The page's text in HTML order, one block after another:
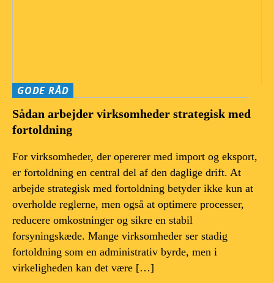
GODE RÅD
Sådan arbejder virksomheder strategisk med
fortoldning
For virksomheder, der opererer med import og eksport,
er fortoldning en central del af den daglige drift. At
arbejde strategisk med fortoldning betyder ikke kun at
overholde reglerne, men også at optimere processer,
reducere omkostninger og sikre en stabil
forsyningskæde. Mange virksomheder ser stadig
fortoldning som en administrativ byrde, men i
virkeligheden kan det være […]